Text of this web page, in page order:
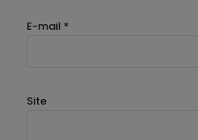
E-mail *
Site